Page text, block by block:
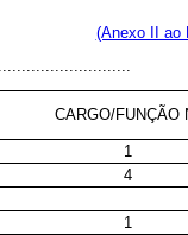
(Anexo II ao
CARGO/FUNÇÃO
1
4
1